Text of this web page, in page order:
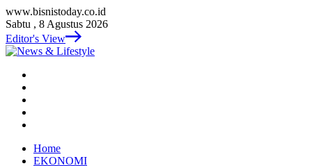
www.bisnistoday.co.id
Sabtu , 8 Agustus 2026
Editor's View
Home
EKONOMI